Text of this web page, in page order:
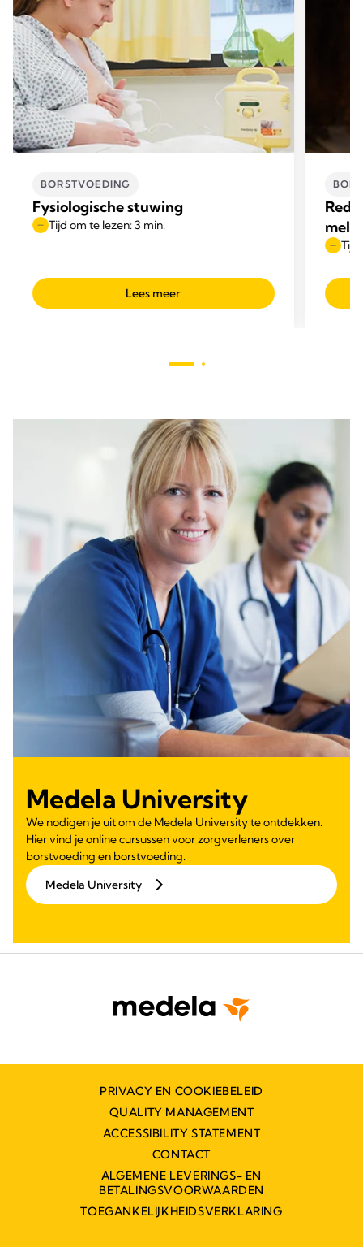
BORSTVOEDING
Fysiologische stuwing
Tijd om te lezen: 3 min.
Lees meer
Tijd
Medela University
We nodigen je uit om de Medela University te ontdekken.
Hier vind je online cursussen voor zorgverleners over
borstvoeding en borstvoeding.
Medela University
PRIVACY EN COOKIEBELEID
QUALITY MANAGEMENT
ACCESSIBILITY STATEMENT
CONTACT
ALGEMENE LEVERINGS- EN
BETALINGSVOORWAARDEN
TOEGANKELIJKHEIDSVERKLARING